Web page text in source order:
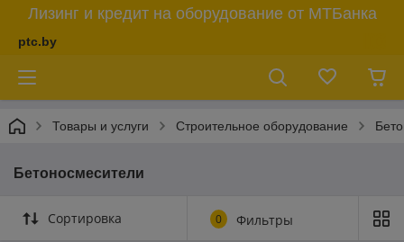
Лизинг и кредит на оборудование от МТБанка
ptc.by
Товары и услуги Строительное оборудование
Бетоносмесители
Сортировка 0 Фильтры